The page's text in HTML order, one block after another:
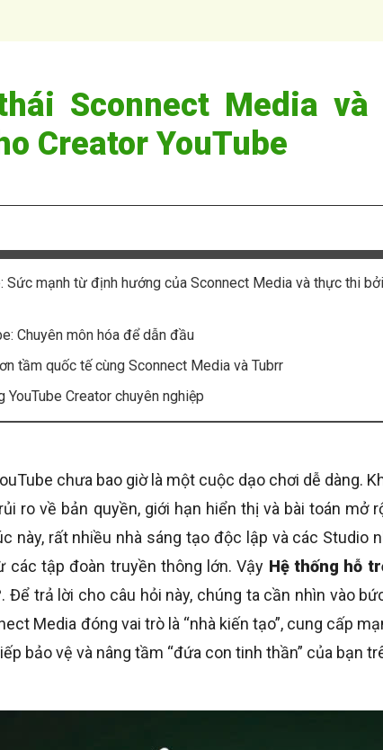
Sconnect Media và
Creator YouTube
Sức mạnh từ định hướng của Sconnect Media và thực thi bởi
Chuyên môn hóa để dẫn đầu
tầm quốc tế cùng Sconnect Media và Tubrr
Creator chuyên nghiệp
chưa bao giờ là một cuộc dạo chơi dễ dàng.
ro về bản quyền, giới hạn hiển thị và bài toán mở
này, rất nhiều nhà sáng tạo độc lập và các Studio
tập đoàn truyền thông lớn. Vậy Hệ thống hỗ
. Để trả lời cho câu hỏi này, chúng ta cần nhìn vào
Media đóng vai trò là “nhà kiến tạo”, cung cấp
bảo vệ và nâng tầm “đứa con tinh thần” của bạn